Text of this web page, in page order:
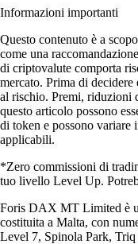
Informazioni importanti
Questo contenuto è a
come una
di criptovalute comporta
mercato. Prima di
al rischio. Premi, riduzioni
questo articolo possono
di token e possono variare
applicabili.
*Zero commissioni di
tuo livello Level Up.
Foris DAX MT Limited è
costituita a Malta, con
Level 7, Spinola Park,